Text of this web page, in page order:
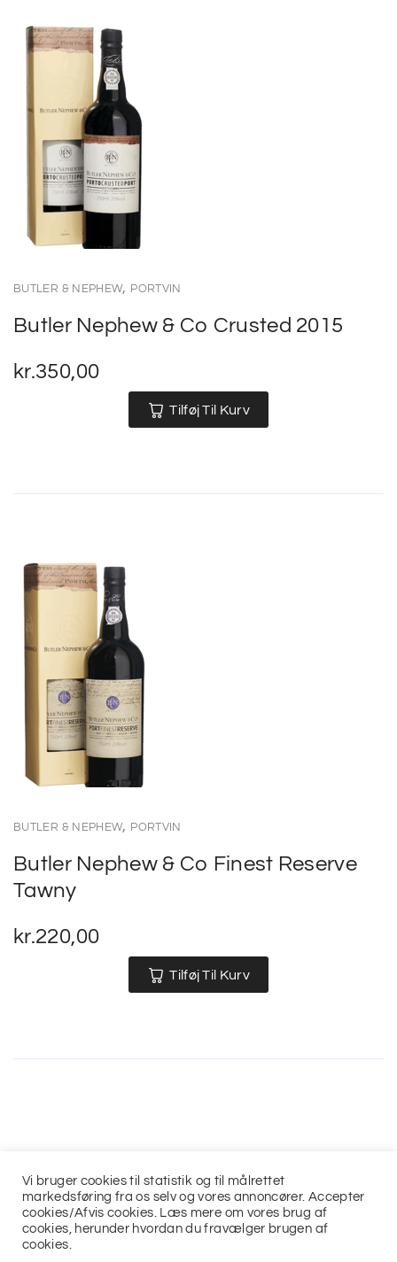
BUTLER & NEPHEW, PORTVIN
Butler Nephew & Co Crusted 2015
kr.350,00
Tilføj Til Kurv
BUTLER & NEPHEW, PORTVIN
Butler Nephew & Co Finest Reserve
Tawny
kr.220,00
Tilføj Til Kurv
Vi bruger cookies til statistik og til målrettet
markedsføring fra os selv og vores annoncører. Accepter
cookies/Afvis cookies. Læs mere om vores brug af
cookies, herunder hvordan du fravælger brugen af
cookies.